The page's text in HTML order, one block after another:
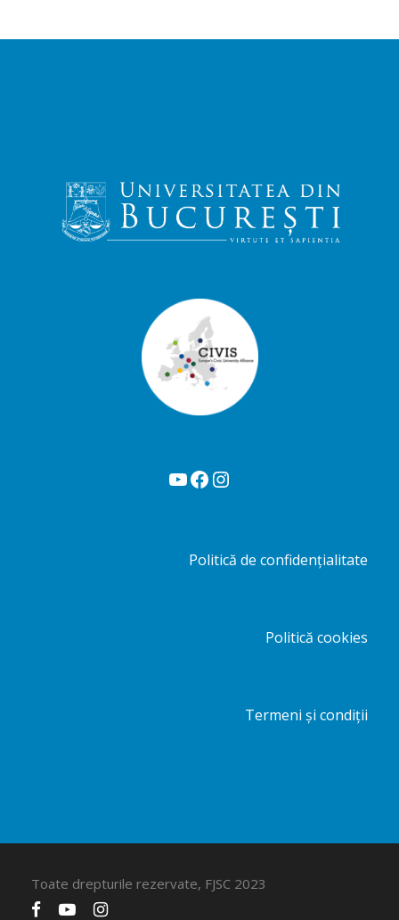
YouTube Facebook Instagram
Politică de confidențialitate
Politică cookies
Termeni și condiții
Toate drepturile rezervate, FJSC 2023